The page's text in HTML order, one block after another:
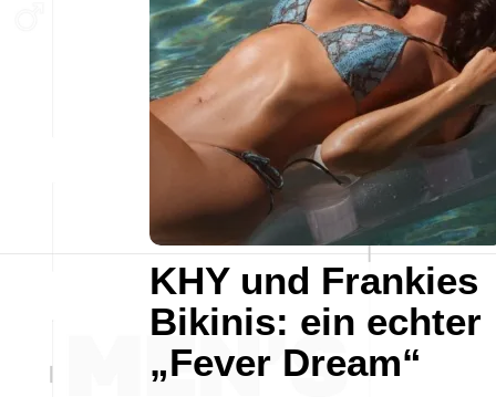
KHY und Frankies
Bikinis: ein echter
„Fever Dream“